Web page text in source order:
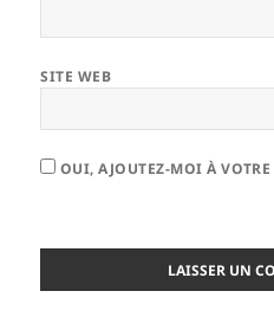
SITE WEB
OUI, AJOUTEZ-MOI À